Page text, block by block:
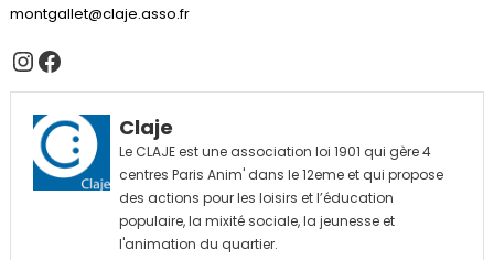
montgallet@claje.asso.fr
Instagram
Facebook
Claje
Le CLAJE est une association loi 1901 qui gère 4
centres Paris Anim' dans le 12eme et qui propose
des actions pour les loisirs et l’éducation
populaire, la mixité sociale, la jeunesse et
l'animation du quartier.